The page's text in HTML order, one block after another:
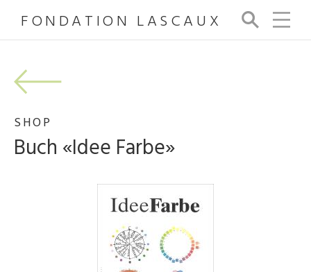
FONDATION LASCAUX
Su
ch
SHOP
Buch «Idee Farbe»